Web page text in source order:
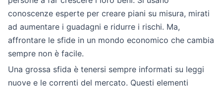
conoscenze esperte per creare piani su misura, mirati
ad aumentare i guadagni e ridurre i rischi. Ma,
affrontare le sfide in un mondo economico che cambia
sempre non è facile.
Una grossa sfida è tenersi sempre informati su leggi
nuove e le correnti del mercato. Questi elementi